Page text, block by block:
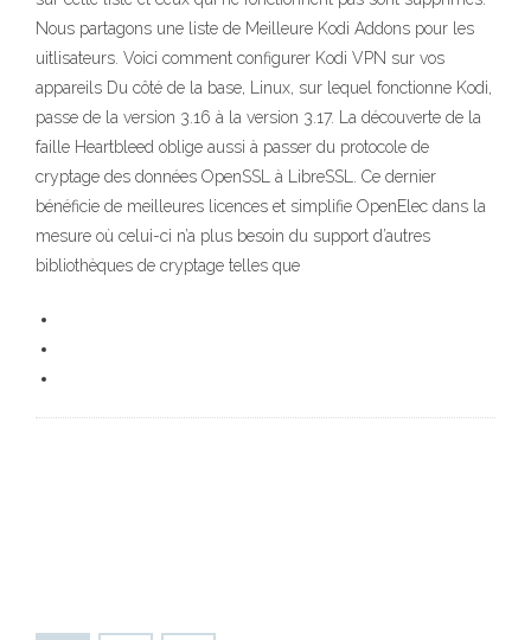
Nous partagons une liste de Meilleure Kodi Addons pour les
uitlisateurs. Voici comment configurer Kodi VPN sur vos
appareils Du côté de la base, Linux, sur lequel fonctionne Kodi,
passe de la version 3.16 à la version 3.17. La découverte de la
faille Heartbleed oblige aussi à passer du protocole de
cryptage des données OpenSSL à LibreSSL. Ce dernier
bénéficie de meilleures licences et simplifie OpenElec dans la
mesure où celui-ci n’a plus besoin du support d’autres
bibliothèques de cryptage telles que